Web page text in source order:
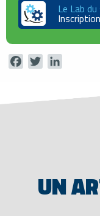
Le Lab
FacebookTwitter
UN